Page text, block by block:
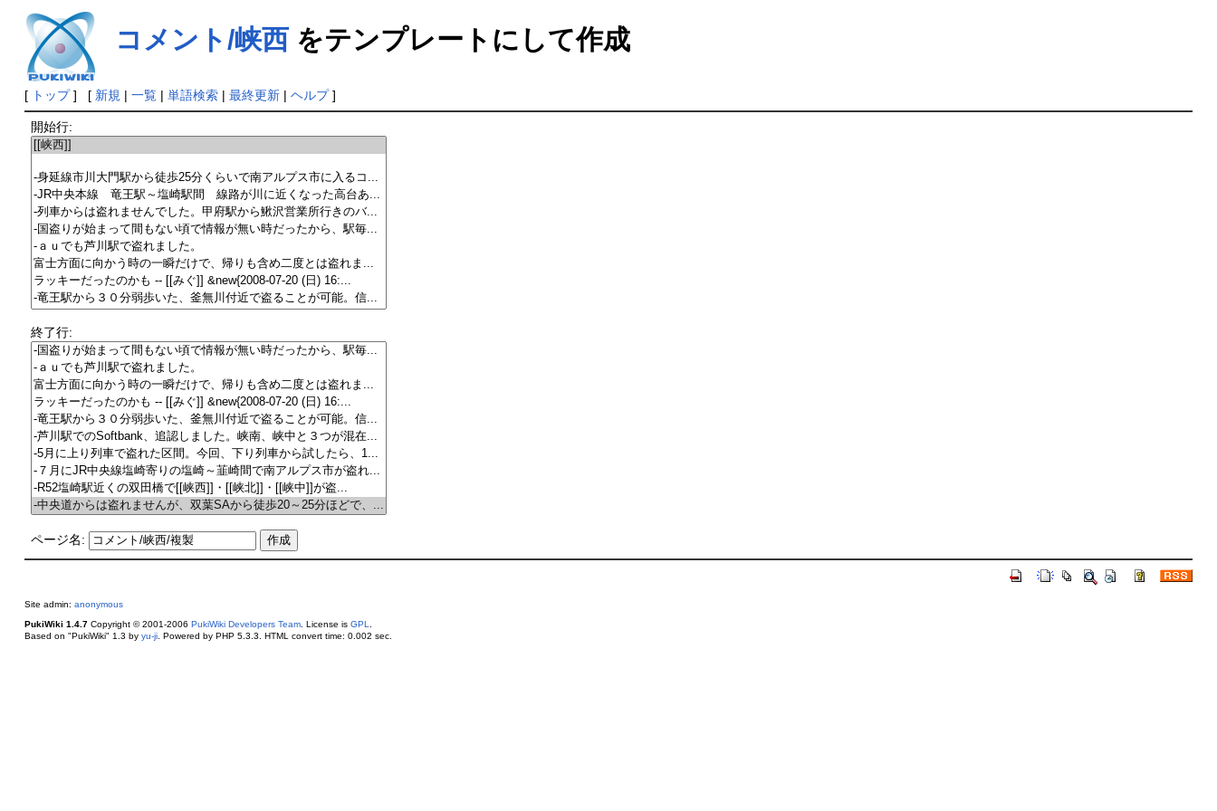
コメント/峡西をテンプレートにして作成
[ トップ] [ 新規 | 一覧| 単語検索| 最終更新| ヘルプ]
開始行:
終了行:
ページ名:
Site admin: anonymous
PukiWiki 1.4.7Copyright © 2001-2006 PukiWiki Developers Team. License is GPL
Based on "PukiWiki" 1.3 by yu-ji. Powered by PHP 5.3.3. HTML convert time: 0.002 sec.